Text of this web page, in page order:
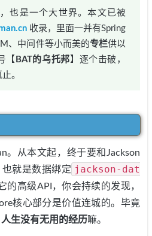
也是一个大世界。本文已被
收录，里面一并有Spring
、中间件等小而美的专栏供以
【 BAT的乌托邦】逐个击破，
。
。从本文起，终于要和Jackson
也就是数据绑定 jackson-dat
的高级API，你会持续的发现，
核心部分是价值连城的。毕竟
人生没有无用的经历嘛。